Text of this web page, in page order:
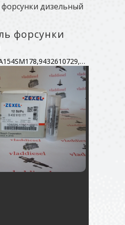
дизельный
форсунки
105025-1780,DLLA154SM178,9432610729,1-153-112-821